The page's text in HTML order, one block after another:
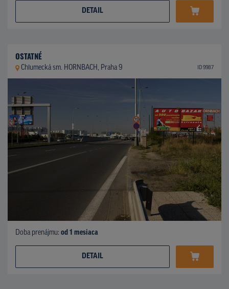
DETAIL
OSTATNÉ
Chlumecká sm. HORNBACH, Praha 9 ID 9987
Doba prenájmu: od 1 mesiaca
DETAIL